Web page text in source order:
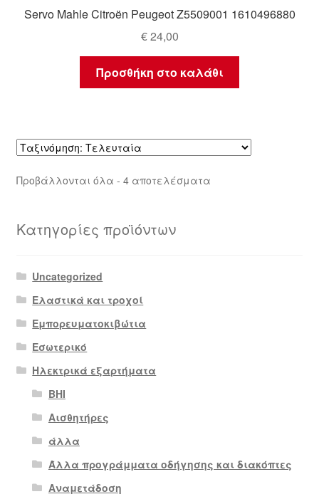
Servo Mahle Citroën Peugeot Z5509001 1610496880
€24,00
Προσθήκη στο καλάθι
Προβάλλονται όλα - 4 αποτελέσματαSorted
Κατηγορίες προϊόντων
Uncategorized
Ελαστικά και τροχοί
Εμπορευματοκιβώτια
Εσωτερικό
Ηλεκτρικά εξαρτήματα
BHI
Αισθητήρες
άλλα
Άλλα προγράμματα οδήγησης και διακόπτες
Αναμετάδοση